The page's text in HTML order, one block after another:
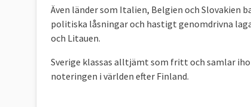
Även länder som Italien, Belgien och
politiska låsningar och hastigt genomdrivna
och Litauen.
Sverige klassas alltjämt som fritt och samlar
noteringen i världen efter Finland.